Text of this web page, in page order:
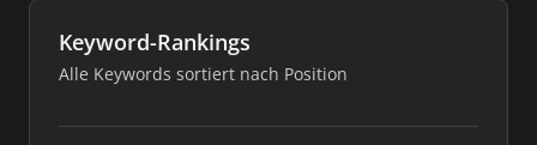
Keyword-Rankings
Alle Keywords sortiert nach Position